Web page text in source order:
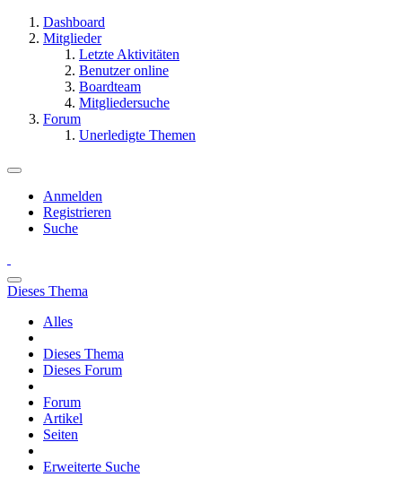
Dashboard
Mitglieder
Letzte Aktivitäten
Benutzer online
Boardteam
Mitgliedersuche
Forum
Unerledigte Themen
Anmelden
Registrieren
Suche
Dieses Thema
Alles
Dieses Thema
Dieses Forum
Forum
Artikel
Seiten
Erweiterte Suche